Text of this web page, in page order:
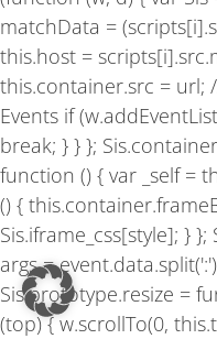
matchData =
this.host =
this.container.src = url;
Events if
break; } } };
function () { var _self =
() {
Sis.iframe_css[style]; }
args =
Sis.prototype.resize =
(top) { w.scrollTo(0,